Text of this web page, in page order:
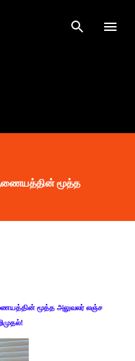
செல்
மூத்த
மூத்த அலுவலர் லஞ்ச